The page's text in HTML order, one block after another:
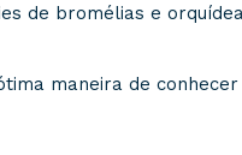
de bromélias e
maneira de